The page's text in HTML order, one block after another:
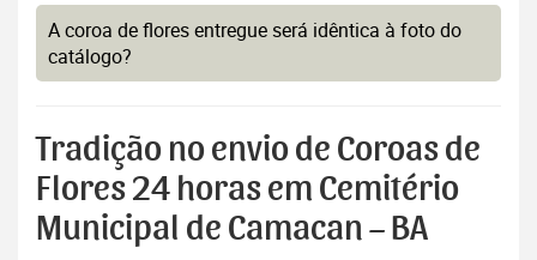
A coroa de flores entregue será idêntica à foto do
catálogo?
Tradição no envio de Coroas de
Flores 24 horas em Cemitério
Municipal de Camacan – BA